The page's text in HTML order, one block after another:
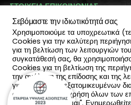
ΣΤΟΙΧΕΙΑ ΕΠΙΚΟΙΝΩΝΙΑΣ
Διεύθυνση:
Πύλη Ιησού 6, Ηράκλειο Κρήτης
ΤΗΛΕΦΩΝΟ:
2810 300 657, 2810 390 668
(Viber & Watsapp): 6940812064
EMAIL:
info@katadromeasclub.gr
Σεβόμαστε την ιδιωτικότητά σας
Χρησιμοποιούμε τα υποχρεωτικά
Cookies για την καλύτερη
για τη βελτίωση των λειτουργιών
συγκατάθεσή σας, θα
Cookies για τη βελτίωση της
την ανάλυση της επίδοσης και της
για την παροχή εξατομικευμένων
συμφωνείς με τη χρήση όλων των
επίλεξε "Αποδέχομαι".